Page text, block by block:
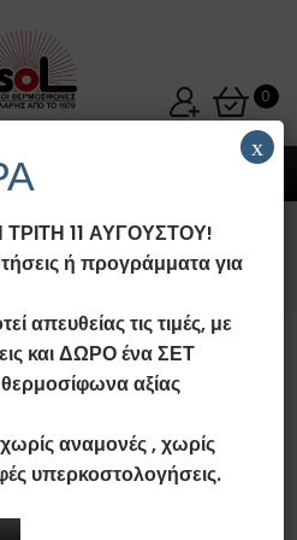
0
μου
11 ΑΥΓΟΥΣΤΟΥ!
ή προγράμματα για
απευθείας τις τιμές, με
και ΔΩΡΟ ένα ΣΕΤ
αξίας
αναμονές , χωρίς
υπερκοστολογήσεις.
x